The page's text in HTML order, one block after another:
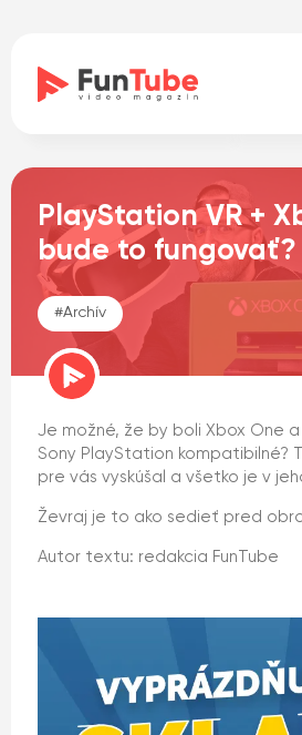
PlayStation VR +
bude to fungovať?
#Archív
Je možné, že by boli Xbox One
Sony PlayStation kompatibilné?
pre vás vyskúšal a všetko je v
Ževraj je to ako sedieť pred
Autor textu: redakcia FunTube